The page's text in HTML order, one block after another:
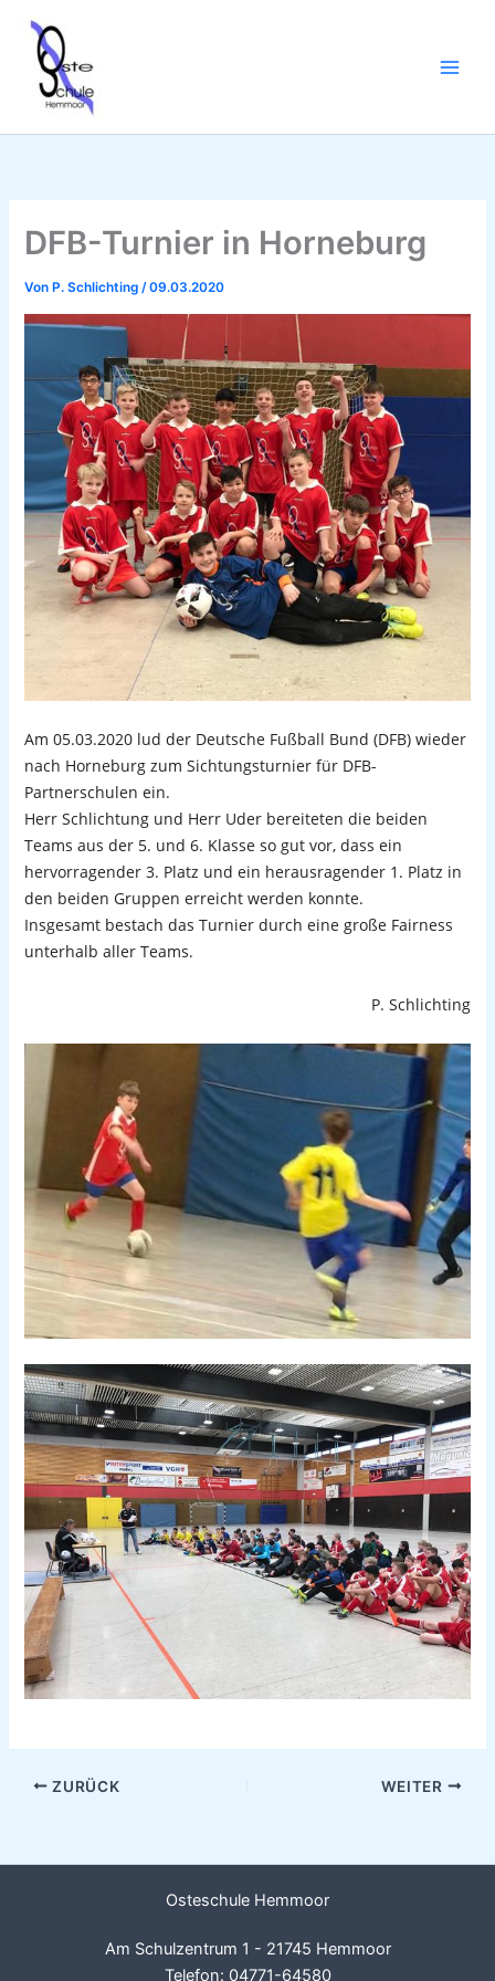
Inhalt
springen
DFB-Turnier in Horneburg
Von P. Schlichting/09.03.2020
Am 05.03.2020 lud der Deutsche Fußball Bund (DFB) wieder
nach Horneburg zum Sichtungsturnier für DFB-
Partnerschulen ein.
Herr Schlichtung und Herr Uder bereiteten die beiden
Teams aus der 5. und 6. Klasse so gut vor, dass ein
hervorragender 3. Platz und ein herausragender 1. Platz in
den beiden Gruppen erreicht werden konnte.
Insgesamt bestach das Turnier durch eine große Fairness
unterhalb aller Teams.
P. Schlichting
ZURÜCK WEITER
Osteschule Hemmoor
Am Schulzentrum 1 - 21745 Hemmoor
Telefon: 04771-64580